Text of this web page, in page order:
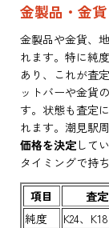
金製品・金
金製品や金貨、
れます。特に純
あり、これが査
ットバーや金貨
す。状態も査定
れます。潮見駅
価格を決定して
タイミングで持
項目
査
純度
K24、